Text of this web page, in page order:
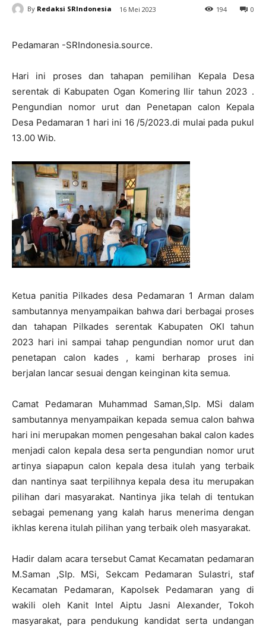
By Redaksi SRIndonesia 16 Mei 2023 0
194
Pedamaran -SRIndonesia.source.
Hari ini proses dan tahapan pemilihan Kepala Desa
serentak di Kabupaten Ogan Komering Ilir tahun 2023 .
Pengundian nomor urut dan Penetapan calon Kepala
Desa Pedamaran 1 hari ini 16 /5/2023.di mulai pada pukul
13.00 Wib.
Ketua panitia Pilkades desa Pedamaran 1 Arman dalam
sambutannya menyampaikan bahwa dari berbagai proses
dan tahapan Pilkades serentak Kabupaten OKI tahun
2023 hari ini sampai tahap pengundian nomor urut dan
penetapan calon kades , kami berharap proses ini
berjalan lancar sesuai dengan keinginan kita semua.
Camat Pedamaran Muhammad Saman,SIp. MSi dalam
sambutannya menyampaikan kepada semua calon bahwa
hari ini merupakan momen pengesahan bakal calon kades
menjadi calon kepala desa serta pengundian nomor urut
artinya siapapun calon kepala desa itulah yang terbaik
dan nantinya saat terpilihnya kepala desa itu merupakan
pilihan dari masyarakat. Nantinya jika telah di tentukan
sebagai pemenang yang kalah harus menerima dengan
ikhlas kerena itulah pilihan yang terbaik oleh masyarakat.
Hadir dalam acara tersebut Camat Kecamatan pedamaran
M.Saman ,SIp. MSi, Sekcam Pedamaran Sulastri, staf
Kecamatan Pedamaran, Kapolsek Pedamaran yang di
wakili oleh Kanit Intel Aiptu Jasni Alexander, Tokoh
masyarakat, para pendukung kandidat serta undangan